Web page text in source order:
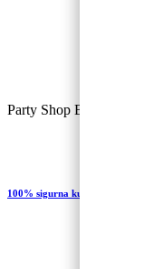
Party Shop Balončić, obrt ©
100% sigurna kupovina